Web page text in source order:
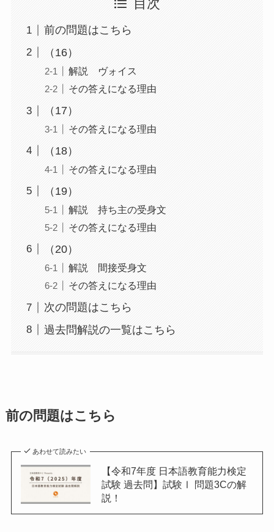
目次
前の問題はこちら
（16）
解説 ヴォイス
その答えになる理由
（17）
その答えになる理由
（18）
その答えになる理由
（19）
解説 持ち主の受身文
その答えになる理由
（20）
解説 間接受身文
その答えになる理由
次の問題はこちら
過去問解説の一覧はこちら
前の問題はこちら
あわせて読みたい
【令和7年度 日本語教育能力検定
試験 過去問】試験Ⅰ 問題3Cの解
説！